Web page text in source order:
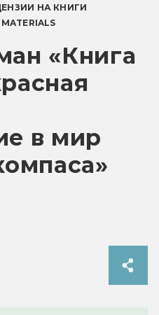
НА КНИГИ
«Книга
в мир